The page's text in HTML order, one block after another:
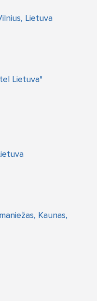
Lietuva
Lietuva"
Kaunas,